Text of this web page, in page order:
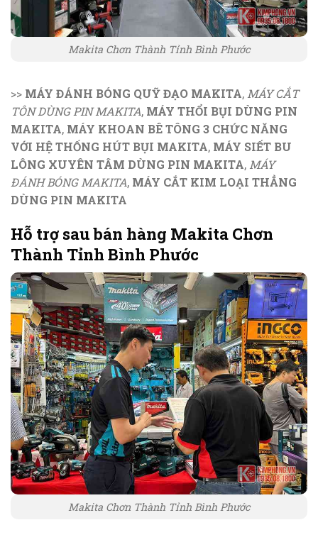
Makita Chơn Thành Tỉnh Bình Phước
>> MÁY ĐÁNH BÓNG QUỸ ĐẠO MAKITA, MÁY CẮT
TÔN DÙNG PIN MAKITA, MÁY THỔI BỤI DÙNG PIN
MAKITA, MÁY KHOAN BÊ TÔNG 3 CHỨC NĂNG
VỚI HỆ THỐNG HÚT BỤI MAKITA, MÁY SIẾT BU
LÔNG XUYÊN TÂM DÙNG PIN MAKITA, MÁY
ĐÁNH BÓNG MAKITA, MÁY CẮT KIM LOẠI THẲNG
DÙNG PIN MAKITA
Hỗ trợ sau bán hàng Makita Chơn
Thành Tỉnh Bình Phước
Makita Chơn Thành Tỉnh Bình Phước